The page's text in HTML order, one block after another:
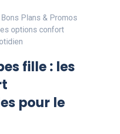
Bons Plans & Promos
options confort
fille : les
pour le